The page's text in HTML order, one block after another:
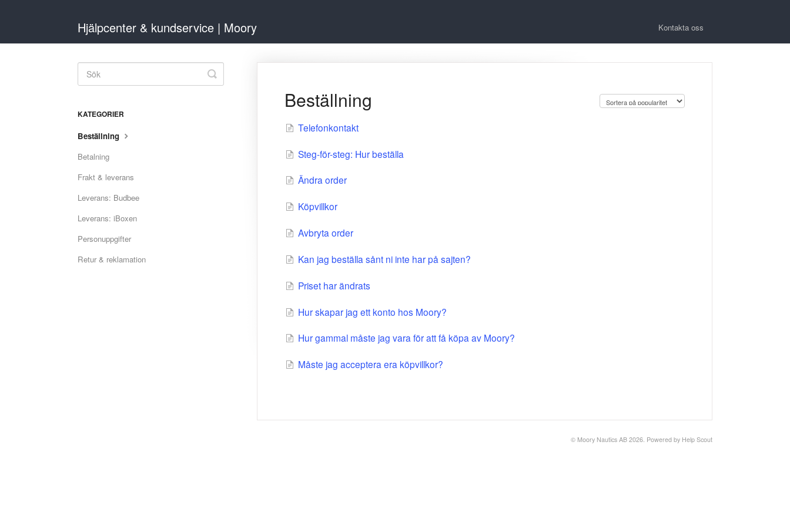
Hjälpcenter & kundservice | Moory Kontakta oss
Beställning
Telefonkontakt
Steg-för-steg: Hur beställa
Ändra order
Köpvillkor
Avbryta order
Kan jag beställa sånt ni inte har på sajten?
Priset har ändrats
Hur skapar jag ett konto hos Moory?
Hur gammal måste jag vara för att få köpa av Moory?
Måste jag acceptera era köpvillkor?
Toggle
Search
KATEGORIER
Beställning
Betalning
Frakt & leverans
Leverans: Budbee
Leverans: iBoxen
Personuppgifter
Retur & reklamation
© Moory Nautics AB 2026. Powered by Help Scout